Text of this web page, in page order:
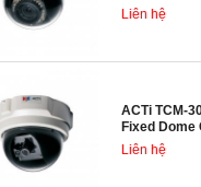
Liên hệ
ACTi TCM-
Fixed Dome
Liên hệ